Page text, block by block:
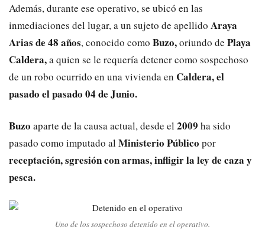
Además, durante ese operativo, se ubicó en las
inmediaciones del lugar, a un sujeto de apellido Araya
Arias de 48 años, conocido como Buzo,oriundo de Playa
Caldera,a quien se le requería detener como sospechoso
de un robo ocurrido en una vivienda en Caldera, el
pasado el pasado 04 de Junio.
Buzo aparte de la causa actual, desde el 2009 ha sido
pasado como imputado al Ministerio Público por
receptación, sgresión con armas, infligir la ley de caza y
pesca.
Uno de los sospechoso detenido en el operativo.